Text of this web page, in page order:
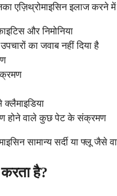
एज़िथ्रोमाइसिन इलाज करने
और निमोनिया
का जवाब नहीं दिया है
होने वाले कुछ पेट के संक्रमण
सामान्य सर्दी या फ्लू
है?